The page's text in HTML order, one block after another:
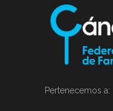
Pertenecemos a: